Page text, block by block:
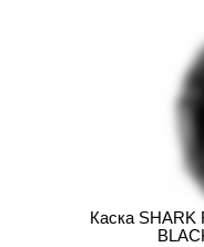
Каска SHARK